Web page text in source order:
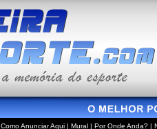
Como Anunciar Aqui | Mural | Por Onde Anda? |